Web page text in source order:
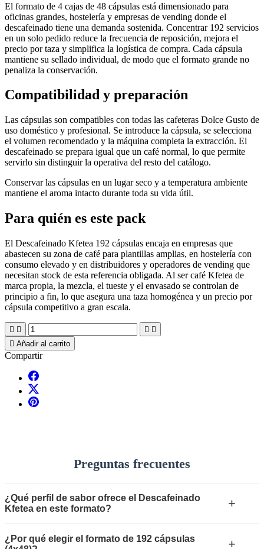
El formato de 4 cajas de 48 cápsulas está dimensionado para
oficinas grandes, hostelería y empresas de vending donde el
descafeinado tiene una demanda sostenida. Concentrar 192 servicios
en un solo pedido reduce la frecuencia de reposición, mejora el
precio por taza y simplifica la logística de compra. Cada cápsula
mantiene su sellado individual, de modo que el formato grande no
penaliza la conservación.
Compatibilidad y preparación
Las cápsulas son compatibles con todas las cafeteras Dolce Gusto de
uso doméstico y profesional. Se introduce la cápsula, se selecciona
el volumen recomendado y la máquina completa la extracción. El
descafeinado se prepara igual que un café normal, lo que permite
servirlo sin distinguir la operativa del resto del catálogo.
Conservar las cápsulas en un lugar seco y a temperatura ambiente
mantiene el aroma intacto durante toda su vida útil.
Para quién es este pack
El Descafeinado Kfetea 192 cápsulas encaja en empresas que
abastecen su zona de café para plantillas amplias, en hostelería con
consumo elevado y en distribuidores y operadores de vending que
necesitan stock de esta referencia obligada. Al ser café Kfetea de
marca propia, la mezcla, el tueste y el envasado se controlan de
principio a fin, lo que asegura una taza homogénea y un precio por
cápsula competitivo a gran escala.
   
 Añadir al carrito
Compartir
Preguntas frecuentes
¿Qué perfil de sabor ofrece el Descafeinado
Kfetea en este formato?
+
¿Por qué elegir el formato de 192 cápsulas
+